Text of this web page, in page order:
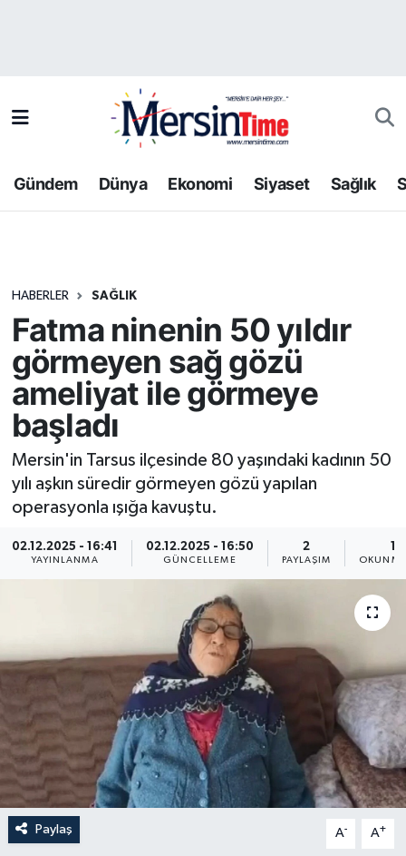
Gündem Dünya Ekonomi Siyaset Sağlık
HABERLER SAĞLIK
Fatma ninenin 50 yıldır
görmeyen sağ gözü
ameliyat ile görmeye
başladı
Mersin'in Tarsus ilçesinde 80 yaşındaki kadının 50
yılı aşkın süredir görmeyen gözü yapılan
operasyonla ışığa kavuştu.
02.12.2025 - 16:41
YAYINLANMA
02.12.2025 - 16:50
GÜNCELLEME
2
PAYLAŞIM
Paylaş A- A+
Bilim-Teknoloji
Dünya
Ekonomi
Gündem
Kültür-Sanat
Resmi İlan
Sağlık
Spor
Trafik Durumu
Tüm Manşetler
Haber Arşivi